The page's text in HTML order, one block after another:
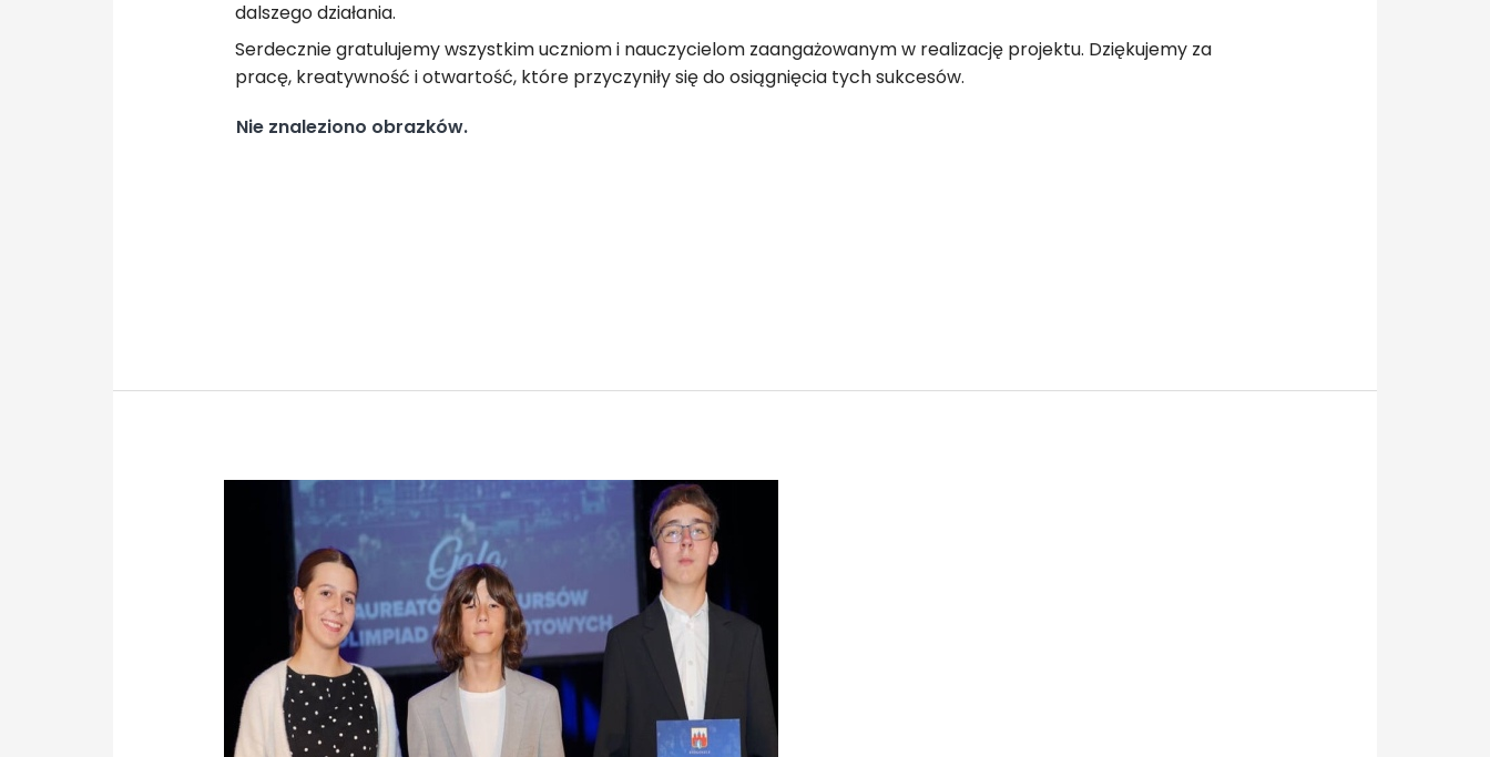
dalszego działania.
Serdecznie gratulujemy wszystkim uczniom i nauczycielom zaangażowanym w realizację projektu. Dziękujemy za
pracę, kreatywność i otwartość, które przyczyniły się do osiągnięcia tych sukcesów.
Nie znaleziono obrazków.